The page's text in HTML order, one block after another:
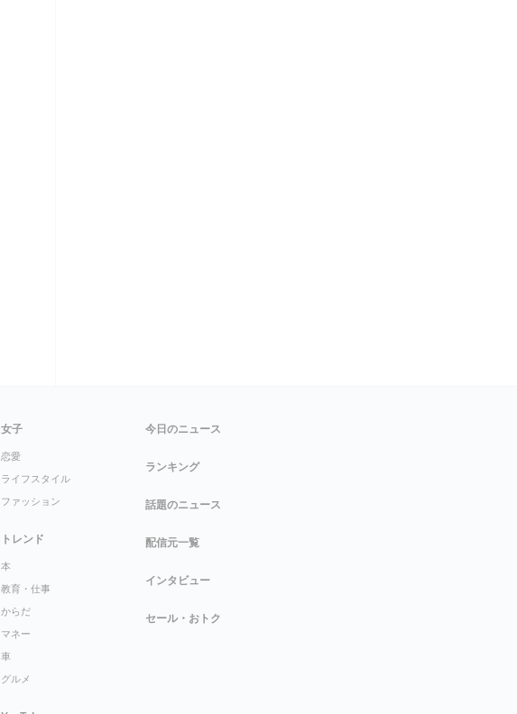
女子
恋愛
ライフスタイル
ファッション
トレンド
本
教育・仕事
からだ
マネー
車
グルメ
今日のニュース
ランキング
話題のニュース
配信元一覧
インタビュー
セール・おトク